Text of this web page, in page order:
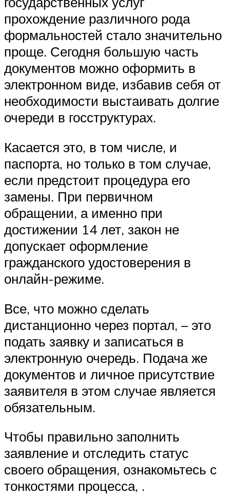
прохождение различного рода
формальностей стало значительно
проще. Сегодня большую часть
документов можно оформить в
электронном виде, избавив себя от
необходимости выстаивать долгие
очереди в госструктурах.
Касается это, в том числе, и
паспорта, но только в том случае,
если предстоит процедура его
замены. При первичном
обращении, а именно при
достижении 14 лет, закон не
допускает оформление
гражданского удостоверения в
онлайн-режиме.
Все, что можно сделать
дистанционно через портал, – это
подать заявку и записаться в
электронную очередь. Подача же
документов и личное присутствие
заявителя в этом случае является
обязательным.
Чтобы правильно заполнить
заявление и отследить статус
своего обращения, ознакомьтесь с
тонкостями процесса, .